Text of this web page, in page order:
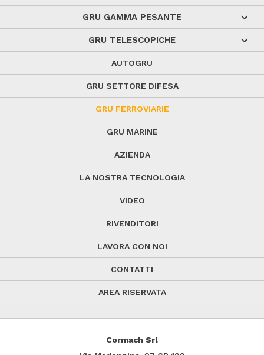
GRU GAMMA PESANTE
GRU TELESCOPICHE
AUTOGRU
GRU SETTORE DIFESA
GRU FERROVIARIE
GRU MARINE
AZIENDA
LA NOSTRA TECNOLOGIA
VIDEO
RIVENDITORI
LAVORA CON NOI
CONTATTI
AREA RISERVATA
Cormach Srl